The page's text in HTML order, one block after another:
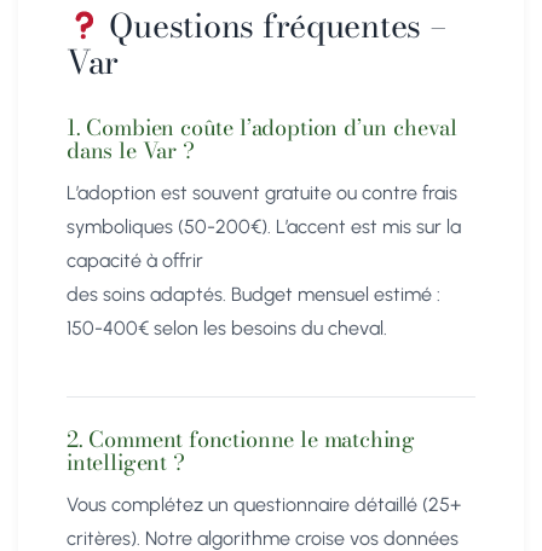
Questions fréquentes –
Var
1. Combien coûte l’adoption d’un cheval
dans le Var ?
L’adoption est souvent gratuite ou contre frais
symboliques (50-200€). L’accent est mis sur la
capacité à offrir
des soins adaptés. Budget mensuel estimé :
150-400€ selon les besoins du cheval.
2. Comment fonctionne le matching
intelligent ?
Vous complétez un questionnaire détaillé (25+
critères). Notre algorithme croise vos données